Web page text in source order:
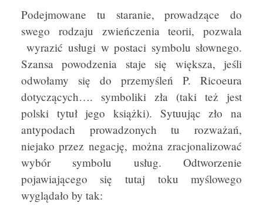
Podejmowane tu staranie, prowadzące do
swego rodzaju zwieńczenia teorii, pozwala
wyrazić usługi w postaci symbolu słownego.
Szansa powodzenia staje się większa, jeśli
odwołamy się do przemyśleń P. Ricoeura
dotyczących…. symboliki zła (taki też jest
polski tytuł jego książki). Sytuując zło na
antypodach prowadzonych tu rozważań,
niejako przez negację, można zracjonalizować
wybór symbolu usług. Odtworzenie
pojawiającego się tutaj toku myślowego
wyglądało by tak: